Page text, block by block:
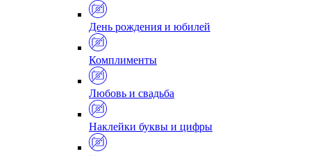
День рождения и юбилей
Комплименты
Любовь и свадьба
Наклейки буквы и цифры